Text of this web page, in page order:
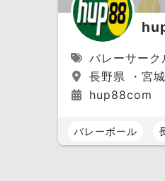
バレーサーク
長野県 ・宮
hup88com
バレーボール